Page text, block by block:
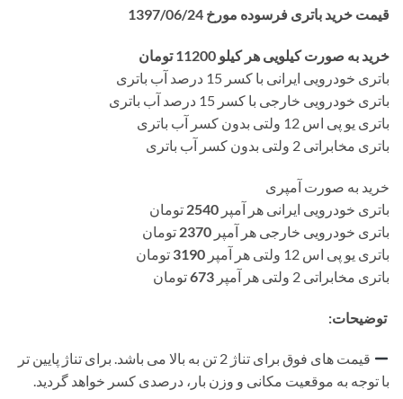
قیمت خرید باتری فرسوده مورخ 1397/06 /24
خرید به صورت کیلویی هر کیلو 11200 تومان
باتری خودرویی ایرانی با کسر 15 درصد آب باتری
باتری خودرویی خارجی با کسر 15 درصد آب باتری
باتری یو پی اس 12 ولتی بدون کسر آب باتری
باتری مخابراتی 2 ولتی بدون کسر آب باتری
خرید به صورت آمپری
باتری خودرویی ایرانی هر آمپر 2540 تومان
باتری خودرویی خارجی هر آمپر 2370 تومان
باتری یو پی اس 12 ولتی هر آمپر
3190 تومان
باتری مخابراتی 2 ولتی هر آمپر
673تومان
توضیحات:
قیمت های فوق برای تناژ 2 تن به بالا می باشد. برای تناژ پایین تر
با توجه به موقعیت مکانی و وزن بار، درصدی کسر خواهد گردید.